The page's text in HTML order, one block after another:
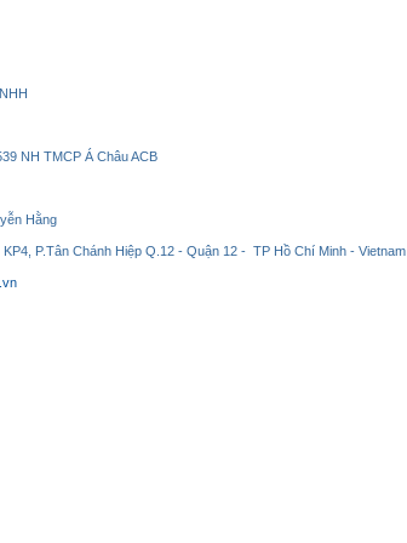
NH TMCP Á Châu ACB
Hằng
P.Tân Chánh Hiệp Q.12 - Quận 12 - TP Hồ Chí Minh - Vietnam